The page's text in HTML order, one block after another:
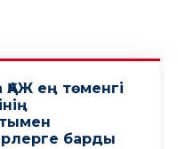
ең төменгі
барды